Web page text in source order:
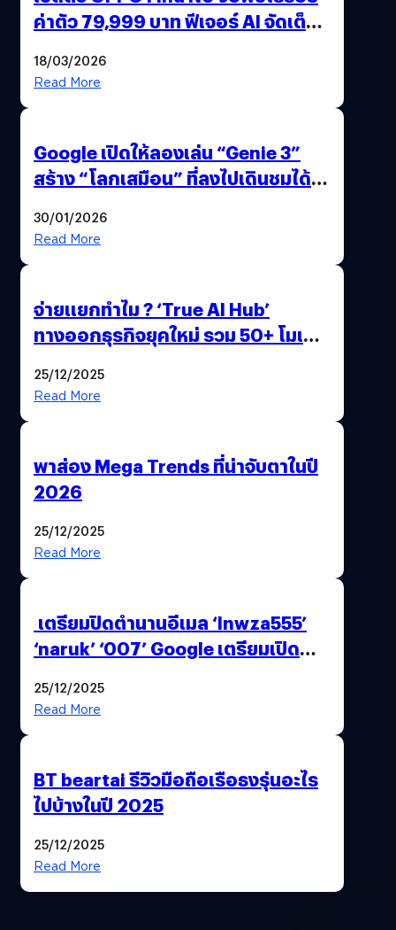
ค่าตัว 79,999 บาท ฟีเจอร์ AI จัดเต็ม
18/03/2026
Read More
Google เปิดให้ลองเล่น “Genie 3”
สร้าง “โลกเสมือน” ที่ลงไปเดินชมได้
30/01/2026
Read More
จ่ายแยกทำไม ? ‘True AI Hub’
ทางออกธุรกิจยุคใหม่ รวม 50+ โมเดล
25/12/2025
Read More
พาส่อง Mega Trends ที่น่าจับตาในปี
2026
25/12/2025
Read More
เตรียมปิดตำนานอีเมล ‘lnwza555’
‘naruk’ ‘007’ Google เตรียมเปิด
25/12/2025
Read More
BT beartai รีวิวมือถือเรือธงรุ่นอะไร
ไปบ้างในปี 2025
25/12/2025
Read More